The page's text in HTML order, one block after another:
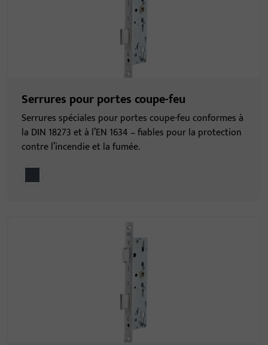
Serrures pour portes coupe-feu
Serrures spéciales pour portes coupe-feu conformes à
la DIN 18273 et à l’EN 1634 – fiables pour la protection
contre l’incendie et la fumée.